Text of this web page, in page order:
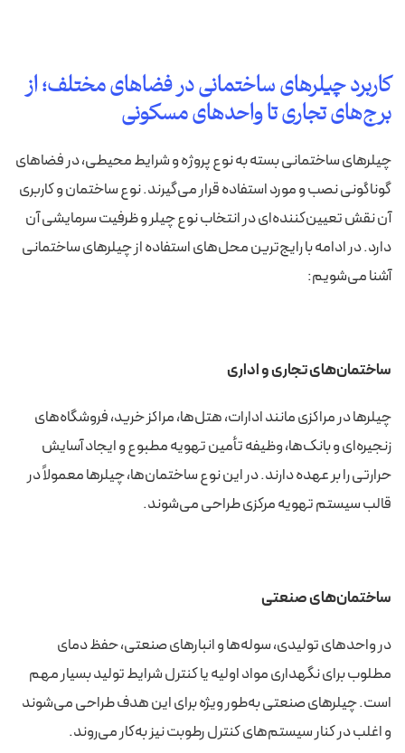
کاربرد چیلرهای ساختمانی در فضاهای مختلف؛ از
برج‌های تجاری تا واحدهای مسکونی
چیلرهای ساختمانی بسته به نوع پروژه و شرایط محیطی، در فضاهای
گوناگونی نصب و مورد استفاده قرار می‌گیرند. نوع ساختمان و کاربری
آن نقش تعیین‌کننده‌ای در انتخاب نوع چیلر و ظرفیت سرمایشی آن
دارد. در ادامه با رایج‌ترین محل‌های استفاده از چیلرهای ساختمانی
آشنا می‌شویم:
ساختمان‌های تجاری و اداری
چیلرها در مراکزی مانند ادارات، هتل‌ها، مراکز خرید، فروشگاه‌های
زنجیره‌ای و بانک‌ها، وظیفه تأمین تهویه مطبوع و ایجاد آسایش
حرارتی را بر عهده دارند. در این نوع ساختمان‌ها، چیلرها معمولاً در
قالب سیستم تهویه مرکزی طراحی می‌شوند.
ساختمان‌های صنعتی
در واحدهای تولیدی، سوله‌ها و انبارهای صنعتی، حفظ دمای
مطلوب برای نگهداری مواد اولیه یا کنترل شرایط تولید بسیار مهم
است. چیلرهای صنعتی به‌طور ویژه برای این هدف طراحی می‌شوند
و اغلب در کنار سیستم‌های کنترل رطوبت نیز به‌کار می‌روند.